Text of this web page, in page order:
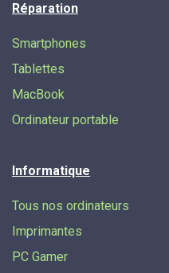
Réparation
Smartphones
Tablettes
MacBook
Ordinateur portable
Informatique
Tous nos ordinateurs
Imprimantes
PC Gamer